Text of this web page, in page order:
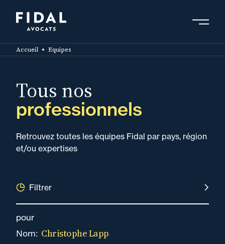
contenu
principal
Accueil Equipes
Tous nos
professionnels
Retrouvez toutes les équipes Fidal par pays, région
et/ou expertises
Filtrer
pour
Nom: Christophe Lapp